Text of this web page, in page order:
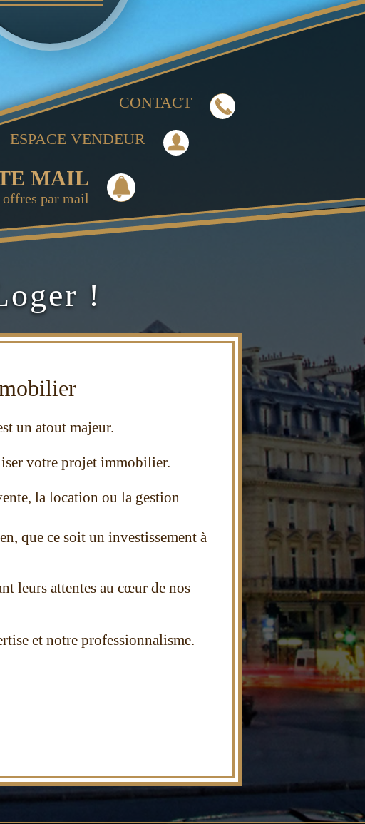
CONTACT
ESPACE VENDEUR
MAIL
par mail
!
er
un atout majeur.
er votre projet immobilier.
la location ou la gestion
que ce soit un investissement à
leurs attentes au cœur de nos
et notre professionnalisme.